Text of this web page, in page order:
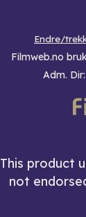
Endre/
Filmweb.no
Adm.
This product
not